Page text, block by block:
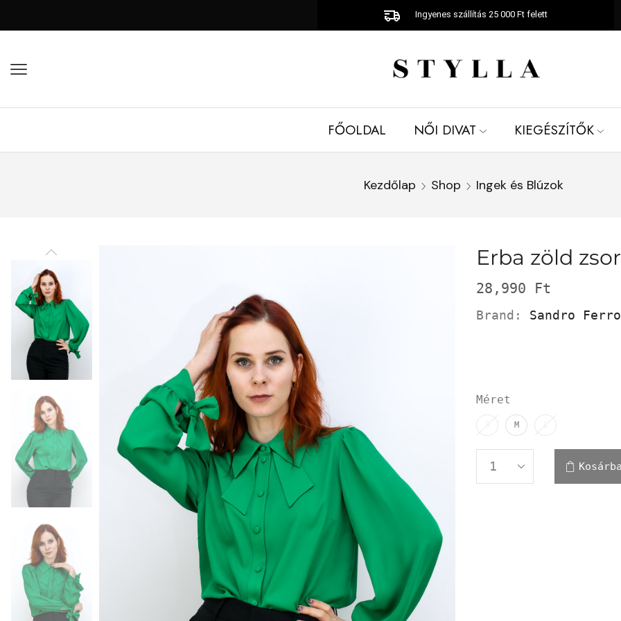
Ingyenes szállítás 25 000 Ft felett
FŐOLDAL NŐI DIVAT KIEGÉSZÍTŐK
Kezdőlap Shop Ingek és Blúzok
Erba zöld
28,990 Ft
Brand: Sandro
Méret
S M